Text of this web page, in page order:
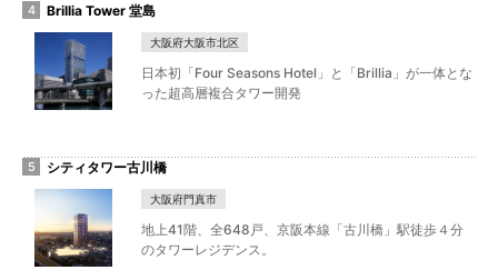
Brillia Tower 堂島
大阪府大阪市北区
日本初「Four Seasons Hotel」と「Brillia」が一体とな
った超高層複合タワー開発
シティタワー古川橋
大阪府門真市
地上41階、全648戸、京阪本線「古川橋」駅徒歩４分
のタワーレジデンス。